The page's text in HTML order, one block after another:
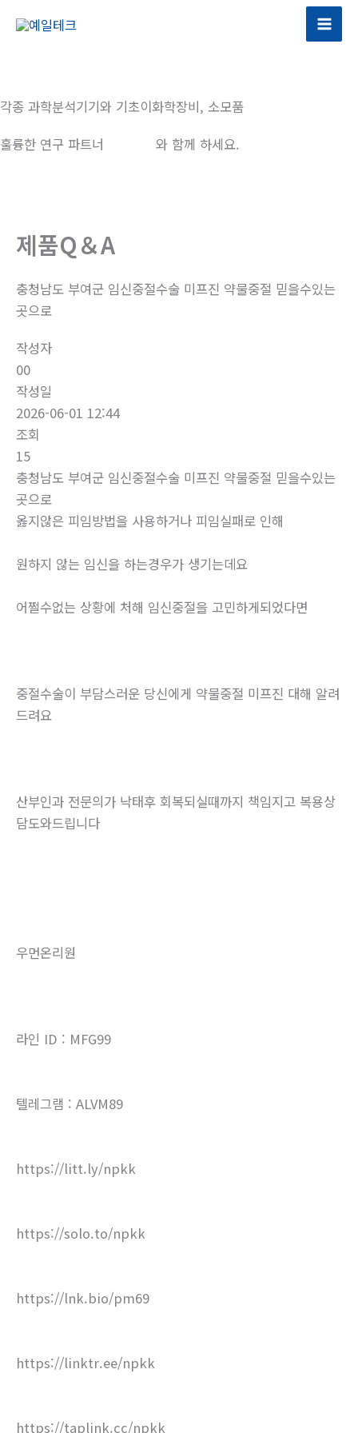
건
너
뛰
각종 과학분석기기와 기초이화학장비, 소모품
훌륭한 연구 파트너
와 함께 하세요.
제품Q＆A
충청남도 부여군 임신중절수술 미프진 약물중절 믿을수있는
곳으로
작성자
00
작성일
2026-06-01 12:44
조회
15
충청남도 부여군 임신중절수술 미프진 약물중절 믿을수있는
곳으로
옳지않은 피임방법을 사용하거나 피임실패로 인해
원하지 않는 임신을 하는경우가 생기는데요
어쩔수없는 상황에 처해 임신중절을 고민하게되었다면
중절수술이 부담스러운 당신에게 약물중절 미프진 대해 알려
드려요
산부인과 전문의가 낙태후 회복되실때까지 책임지고 복용상
담도와드립니다
우먼온리원
라인 ID : MFG99
텔레그램 : ALVM89
https://litt.ly/npkk
https://solo.to/npkk
https://lnk.bio/pm69
https://linktr.ee/npkk
https://taplink.cc/npkk